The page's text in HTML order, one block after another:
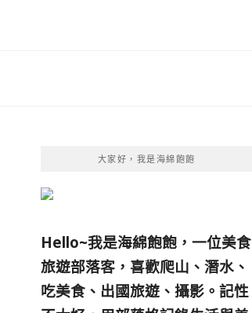
大家好，我是海綿飽飽
Hello~我是海綿飽飽，一位美食
旅遊部落客， 喜歡爬山、潛水、
吃美食、出國旅遊、攝影。 記性